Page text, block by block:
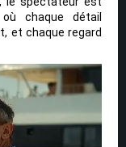
chaque détail
et chaque regard